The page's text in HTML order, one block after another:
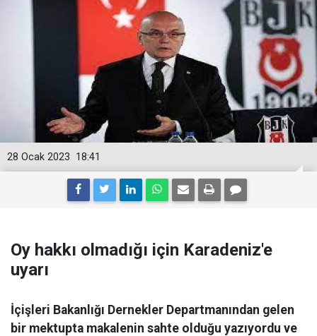
18:41
28 Ocak 2023
Oy hakkı olmadığı için Karadeniz'e
uyarı
İçişleri Bakanlığı Dernekler Departmanından gelen
bir mektupta makalenin sahte olduğu yazıyordu ve